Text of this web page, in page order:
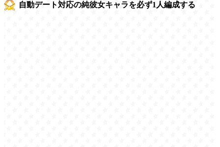
自動デート対応の純彼女キャラを必ず1人編成する